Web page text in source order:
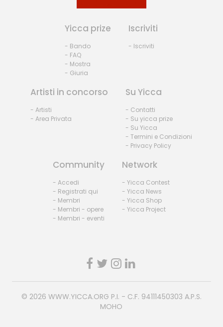
Yicca prize
- Bando
- FAQ
- Mostra
- Giuria
Iscriviti
- Iscriviti
Artisti in concorso
- Artisti
- Area Privata
Su Yicca
- Contatti
- Su yicca prize
- Su Yicca
- Termini e Condizioni
- Privacy Policy
Community
- Accedi
- Registrati qui
- Membri
- Membri - opere
- Membri - eventi
Network
- Yicca Contest
- Yicca News
- Yicca Shop
- Yicca Project
© 2026 WWW.YICCA.ORG P.I. - C.F. 94111450303 A.P.S.
MOHO